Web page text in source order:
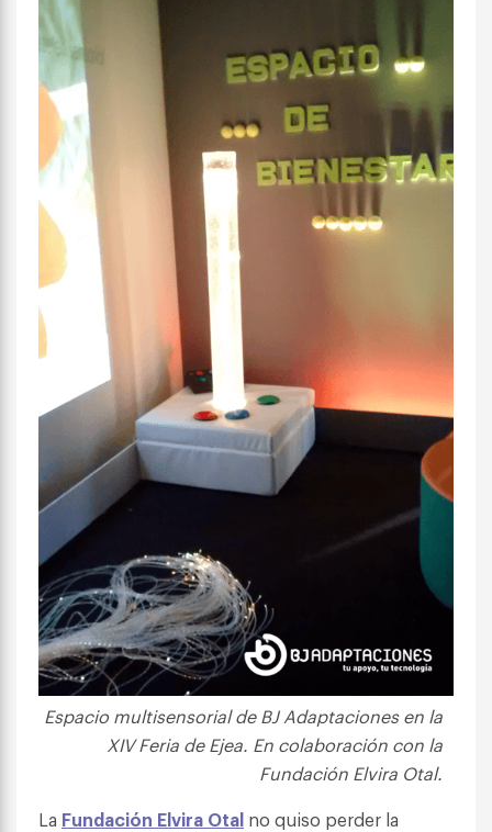
Espacio multisensorial de BJ Adaptaciones en la
XIV Feria de Ejea. En colaboración con la
Fundación Elvira Otal.
La Fundación Elvira Otal no quiso perder la